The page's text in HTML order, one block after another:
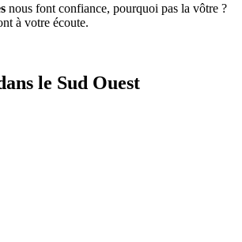
nous font confiance, pourquoi pas la vôtre ?
à votre écoute.
le Sud Ouest